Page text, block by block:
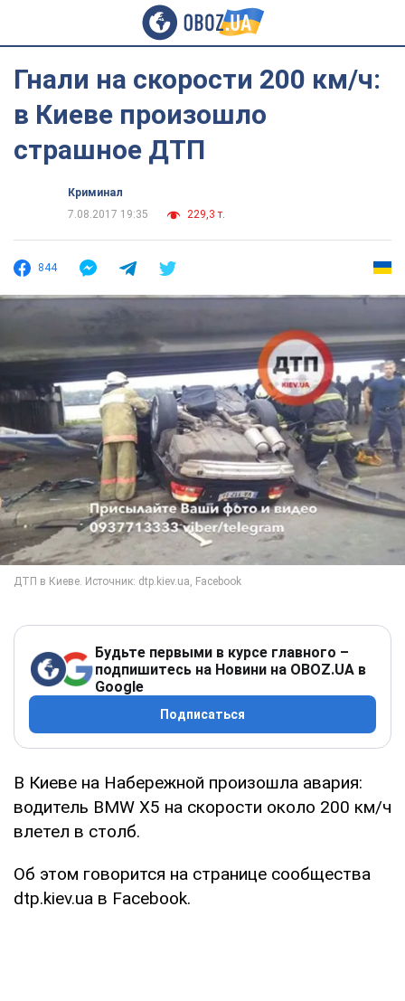
Гнали на скорости 200 км/ч:
в Киеве произошло
страшное ДТП
Криминал
7.08.2017 19:35
229,3 т.
844
Будьте первыми в курсе главного –
подпишитесь на Новини на OBOZ.UA в
Google
Подписаться
В Киеве на Набережной произошла авария:
водитель BMW X5 на скорости около 200 км/ч
влетел в столб.
Об этом говорится на странице сообщества
dtp.kiev.ua в Facebook.